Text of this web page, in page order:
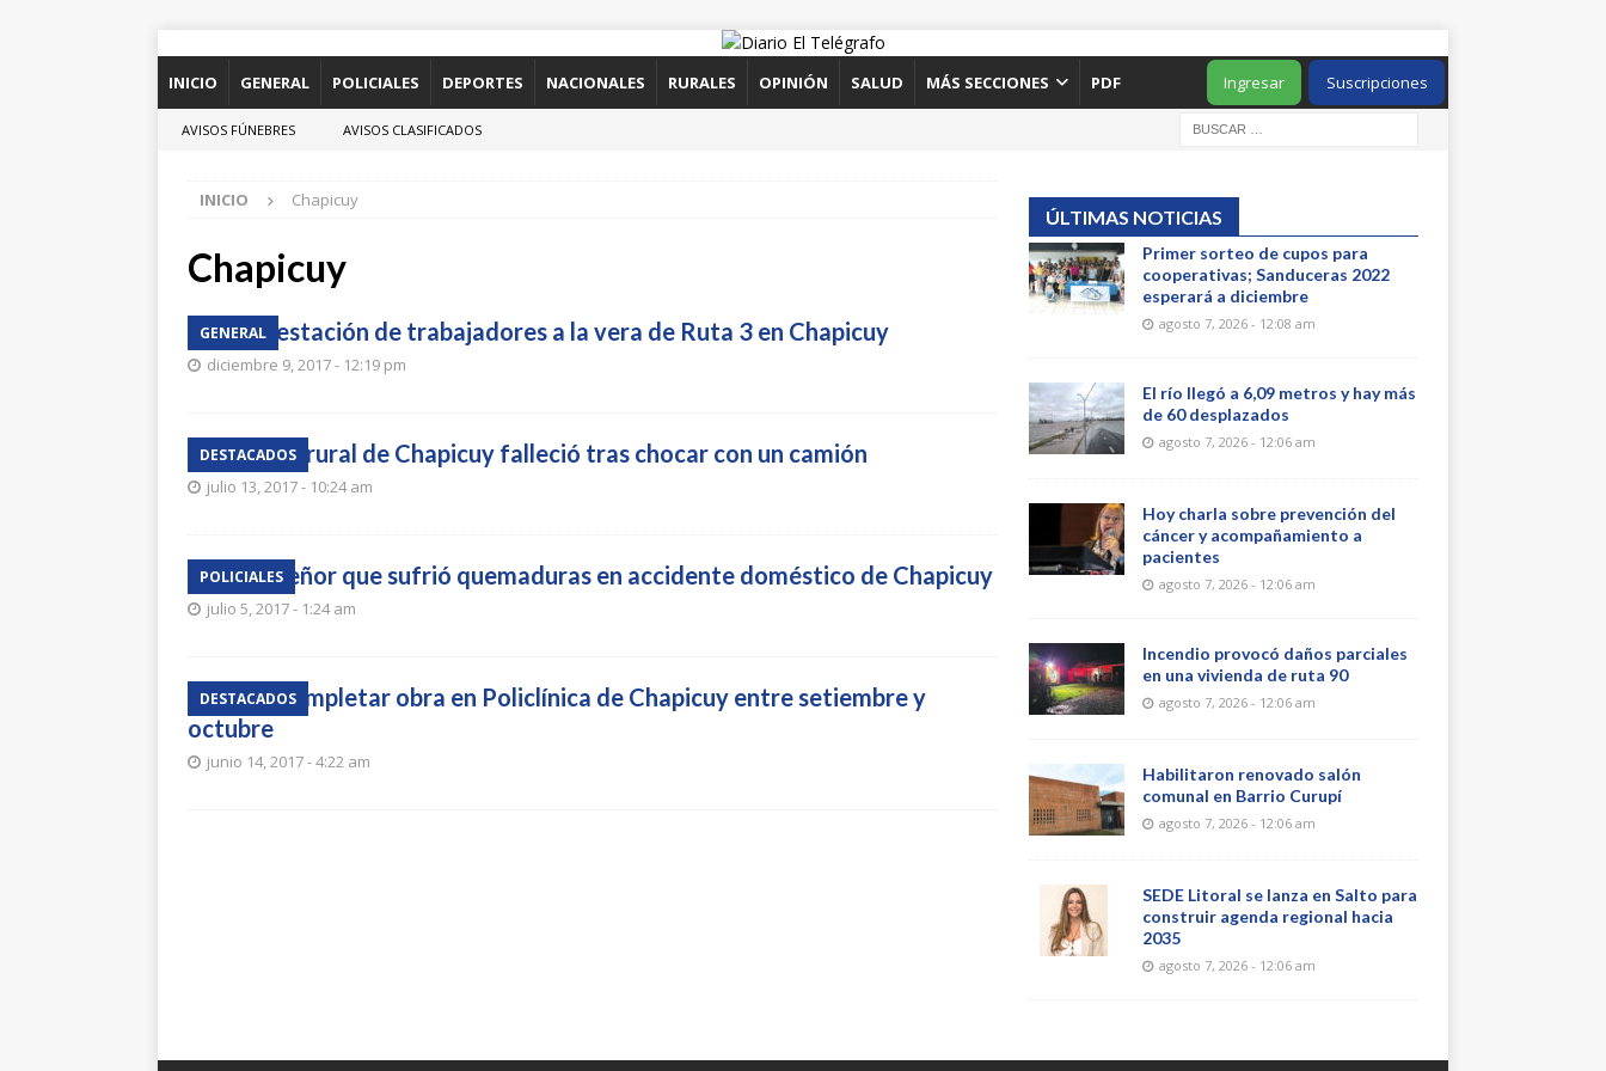
INICIO GENERAL POLICIALES DEPORTES NACIONALES RURALES OPINIÓN SALUD MÁS SECCIONES PDF Suscripciones
Ingresar
AVISOS FÚNEBRES AVISOS CLASIFICADOS
INICIO Chapicuy
Chapicuy
GENERAL
Manifestación de trabajadores a la vera de Ruta 3 en Chapicuy
diciembre 9, 2017 - 12:19 pm
DESTACADOS
Productor rural de Chapicuy falleció tras chocar con un camión
julio 13, 2017 - 10:24 am
POLICIALES
Falleció señor que sufrió quemaduras en accidente doméstico de Chapicuy
julio 5, 2017 - 1:24 am
DESTACADOS
Esperan completar obra en Policlínica de Chapicuy entre setiembre y
octubre
junio 14, 2017 - 4:22 am
ÚLTIMAS NOTICIAS
Primer sorteo de cupos para
cooperativas; Sanduceras 2022
esperará a diciembre
agosto 7, 2026 - 12:08 am
El río llegó a 6,09 metros y hay más
de 60 desplazados
agosto 7, 2026 - 12:06 am
Hoy charla sobre prevención del
cáncer y acompañamiento a
pacientes
agosto 7, 2026 - 12:06 am
Incendio provocó daños parciales
en una vivienda de ruta 90
agosto 7, 2026 - 12:06 am
Habilitaron renovado salón
comunal en Barrio Curupí
agosto 7, 2026 - 12:06 am
SEDE Litoral se lanza en Salto para
construir agenda regional hacia
2035
agosto 7, 2026 - 12:06 am